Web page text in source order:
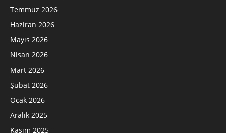
Temmuz 2026
Haziran 2026
Mayıs 2026
Nisan 2026
Mart 2026
Şubat 2026
Ocak 2026
Aralık 2025
Kasım 2025